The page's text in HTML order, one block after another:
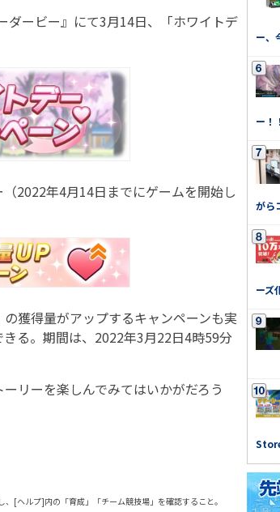
ービー』にて3月14日、「ホワイトデ
2022年4月14日までにゲームを開始し
獲得量がアップするキャンペーンも実
る。期間は、2022年3月22日4時59分
リーを楽しんでみてはいかがだろう
[ヘルプ]内の「育成」「チーム競技場」を確認すること。
ー、
ー！
がら
ーズ